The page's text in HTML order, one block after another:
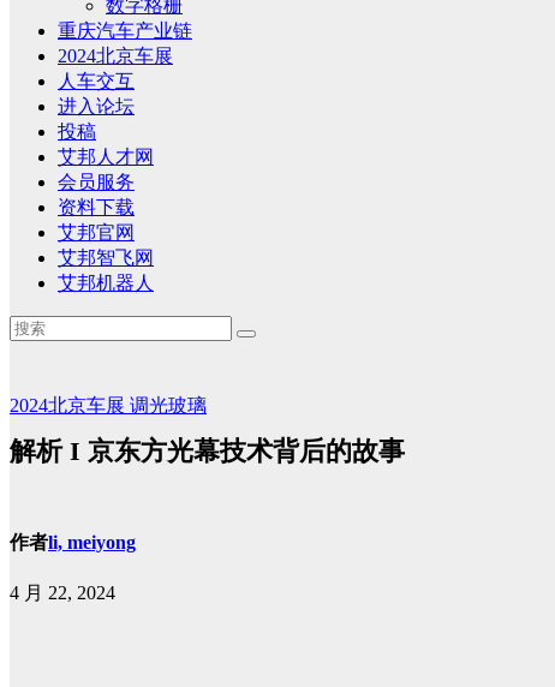
数字格栅
重庆汽车产业链
2024北京车展
人车交互
进入论坛
投稿
艾邦人才网
会员服务
资料下载
艾邦官网
艾邦智飞网
艾邦机器人
2024北京车展 调光玻璃
解析 I 京东方光幕技术背后的故事
作者li, meiyong
4 月 22, 2024